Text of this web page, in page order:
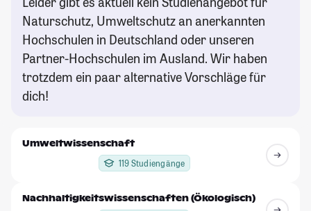
Naturschutz, Umweltschutz an anerkannten
Hochschulen in Deutschland oder unseren
Partner-Hochschulen im Ausland. Wir haben
trotzdem ein paar alternative Vorschläge für
dich!
Umweltwissenschaft
119 Studiengänge
Nachhaltigkeitswissenschaften (Ökologisch)